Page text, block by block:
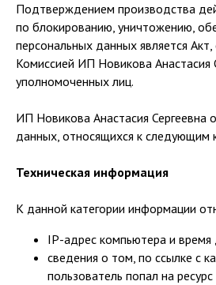
Подтверждением производства
по блокированию, уничтожению,
персональных данных является
Комиссией ИП Новикова Анастасия
уполномоченных лиц.
ИП Новикова Анастасия Сергеевна
данных, относящихся к следующим
Техническая информация
К данной категории информации
IP-адрес компьютера и время
сведения о том, по ссылке с
пользователь попал на ресурс